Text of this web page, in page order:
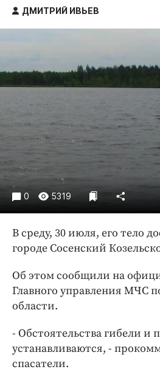
Народные новости
Авто и транспорт
Криминал
Культура
Недвижимость и ЖКХ
Общество
Погода
Происшествия
Спорт
Экономика и бизнес
ПРОЕКТЫ
Блоги
Издания
Медиаперсона
Интересное чтиво
Клиника года
Бренд года
ДМИТРИЙ ИВЬЕВ
0 5319
В среду, 30 июля, его тело
городе Сосенский
Об этом сообщили на
Главного управления МЧС
области.
- Обстоятельства гибели и
устанавливаются, -
спасатели.